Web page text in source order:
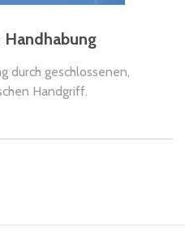
Handhabung
durch geschlossenen,
Handgriff.